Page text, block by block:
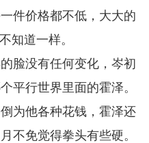
件价格都不低，大大的
知道一样。
脸没有任何变化，岑初
平行世界里面的霍泽。
为他各种花钱，霍泽还
不免觉得拳头有些硬。